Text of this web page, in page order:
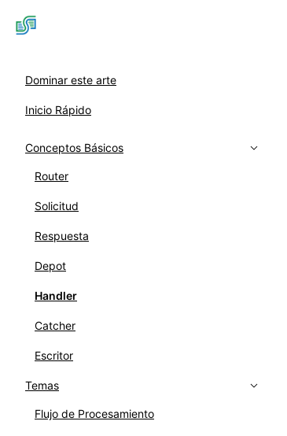
Dominar este arte
Inicio Rápido
Conceptos Básicos
Router
Solicitud
Respuesta
Depot
Handler
Catcher
Escritor
Temas
Flujo de Procesamiento